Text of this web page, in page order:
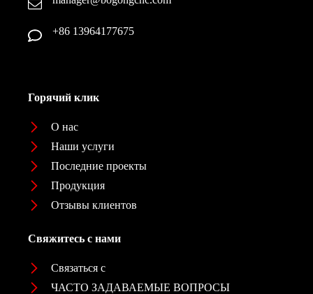
+86 13964177675
Горячий клик
О нас
Наши услуги
Последние проекты
Продукция
Отзывы клиентов
Свяжитесь с нами
Связаться с
ЧАСТО ЗАДАВАЕМЫЕ ВОПРОСЫ